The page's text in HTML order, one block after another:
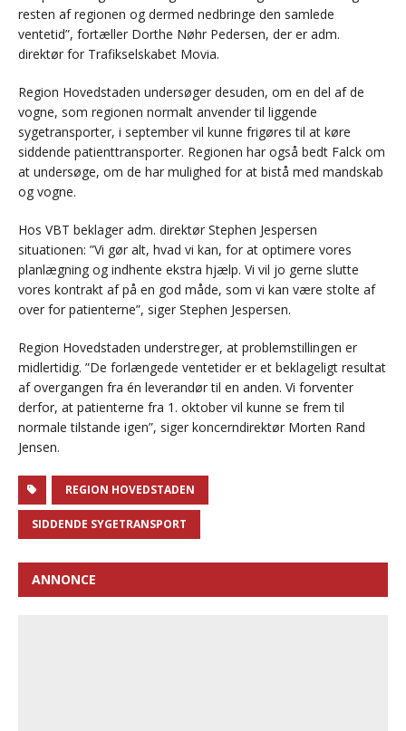
resten af regionen og dermed nedbringe den samlede
ventetid”, fortæller Dorthe Nøhr Pedersen, der er adm.
direktør for Trafikselskabet Movia.
Region Hovedstaden undersøger desuden, om en del af de
vogne, som regionen normalt anvender til liggende
sygetransporter, i september vil kunne frigøres til at køre
siddende patienttransporter. Regionen har også bedt Falck om
at undersøge, om de har mulighed for at bistå med mandskab
og vogne.
Hos VBT beklager adm. direktør Stephen Jespersen
situationen: ”Vi gør alt, hvad vi kan, for at optimere vores
planlægning og indhente ekstra hjælp. Vi vil jo gerne slutte
vores kontrakt af på en god måde, som vi kan være stolte af
over for patienterne”, siger Stephen Jespersen.
Region Hovedstaden understreger, at problemstillingen er
midlertidig. ”De forlængede ventetider er et beklageligt resultat
af overgangen fra én leverandør til en anden. Vi forventer
derfor, at patienterne fra 1. oktober vil kunne se frem til
normale tilstande igen”, siger koncerndirektør Morten Rand
Jensen.
REGION HOVEDSTADEN
SIDDENDE SYGETRANSPORT
ANNONCE